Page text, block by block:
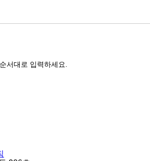
서대로 입력하세요.